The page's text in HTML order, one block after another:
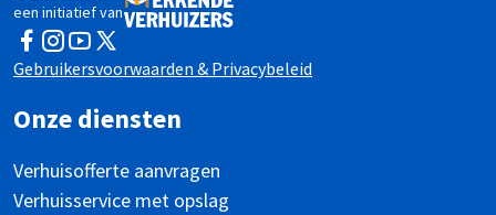
een initiatief van
Facebook
Instagram
YouTubeTwitter
Gebruikersvoorwaarden & Privacybeleid
Onze diensten
Verhuisofferte aanvragen
Verhuisservice met opslag